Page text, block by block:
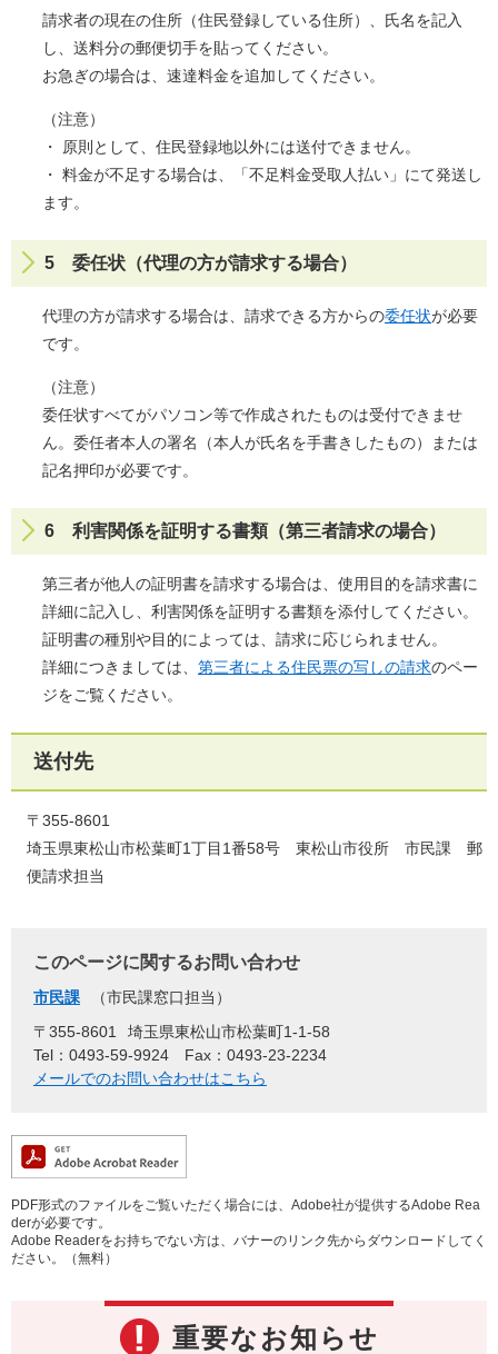
請求者の現在の住所（住民登録している住所）、氏名を記入
し、送料分の郵便切手を貼ってください。
お急ぎの場合は、速達料金を追加してください。
（注意）
・ 原則として、住民登録地以外には送付できません。
・ 料金が不足する場合は、「不足料金受取人払い」にて発送し
ます。
5 委任状（代理の方が請求する場合）
代理の方が請求する場合は、請求できる方からの委任状が必要
です。
（注意）
委任状すべてがパソコン等で作成されたものは受付できませ
ん。委任者本人の署名（本人が氏名を手書きしたもの）または
記名押印が必要です。
6 利害関係を証明する書類（第三者請求の場合）
第三者が他人の証明書を請求する場合は、使用目的を請求書に
詳細に記入し、利害関係を証明する書類を添付してください。
証明書の種別や目的によっては、請求に応じられません。
詳細につきましては、 第三者による住民票の写しの請求のペー
ジをご覧ください。
送付先
〒355-8601
埼玉県東松山市松葉町1丁目1番58号 東松山市役所 市民課 郵
便請求担当
このページに関するお問い合わせ
市民課
市民課窓口担当
〒355-8601
埼玉県東松山市松葉町1-1-58
Tel：0493-59-9924
Fax：0493-23-2234
メールでのお問い合わせはこちら
PDF形式のファイルをご覧いただく場合には、Adobe社が提供するAdobe Rea
derが必要です。
Adobe Readerをお持ちでない方は、バナーのリンク先からダウンロードしてく
ださい。（無料）
重要なお知らせ